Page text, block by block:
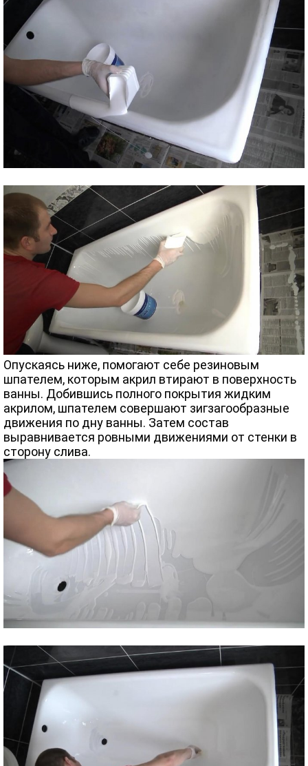
Опускаясь ниже, помогают себе резиновым
шпателем, которым акрил втирают в поверхность
ванны. Добившись полного покрытия жидким
акрилом, шпателем совершают зигзагообразные
движения по дну ванны. Затем состав
выравнивается ровными движениями от стенки в
сторону слива.